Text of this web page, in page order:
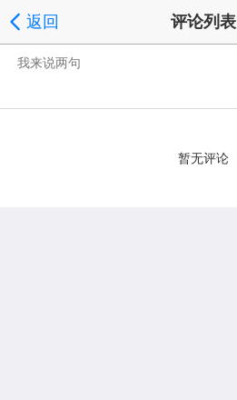
返回 评论列表
暂无评论